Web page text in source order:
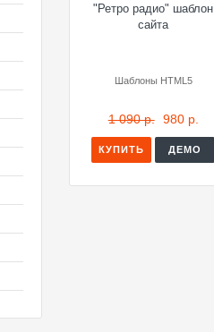
"Ретро радио" шаблон
сайта
Шаблоны HTML5
1 090 р. 980 р.
КУПИТЬ ДЕМО